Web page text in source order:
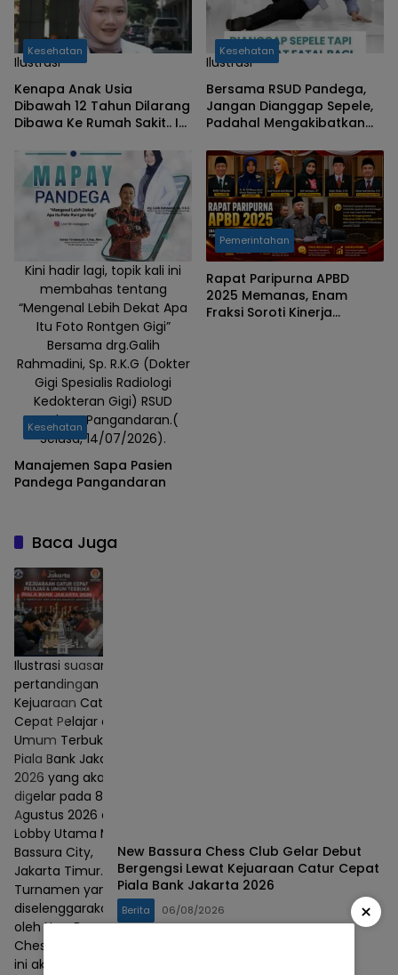
Ilustrasi
Kesehatan
Kenapa Anak Usia
Dibawah 12 Tahun Dilarang
Dibawa Ke Rumah Sakit.. Ini
Ilustrasi
Kesehatan
Bersama RSUD Pandega,
Jangan Dianggap Sepele,
Padahal Mengakibatkan
Apa Saja..!
Kini hadir lagi, topik kali ini
membahas tentang
“Mengenal Lebih Dekat Apa
Itu Foto Rontgen Gigi”
Bersama drg.Galih
Rahmadini, Sp. R.K.G (Dokter
Gigi Spesialis Radiologi
Kedokteran Gigi) RSUD
Pandega Pangandaran.(
Selasa, 14/07/2026).
Kesehatan
Manajemen Sapa Pasien
Pandega Pangandaran
Pemerintahan
Rapat Paripurna APBD
2025 Memanas, Enam
Fraksi Soroti Kinerja
Baca Juga
Ilustrasi suasana
pertandingan
Kejuaraan Catur
Cepat Pelajar dan
Umum Terbuka
Piala Bank Jakarta
2026 yang akan
digelar pada 8–9
Agustus 2026 di
Lobby Utama Mall
Bassura City,
Jakarta Timur.
Turnamen yang
diselenggarakan
oleh New Bassura
Chess Club (BCC)
ini akan
New Bassura Chess Club Gelar Debut
Bergengsi Lewat Kejuaraan Catur Cepat
Piala Bank Jakarta 2026
Berita 06/08/2026 ×